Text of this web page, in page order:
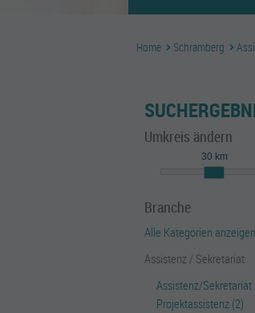
Home Schramberg
Umkreis ändern
30 km
Branche
Alle Kategorien anzeigen
Assistenz / Sekretariat
Assistenz/Sekretariat
Projektassistenz (2)